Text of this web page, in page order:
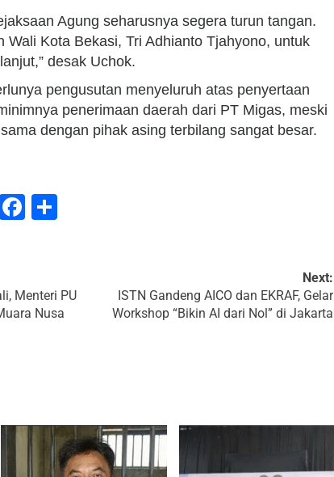
Agung seharusnya segera turun tangan.
Wali Kota Bekasi, Tri Adhianto Tjahyono, untuk
desak Uchok.
pengusutan menyeluruh atas penyertaan
penerimaan daerah dari PT Migas, meski
dengan pihak asing terbilang sangat besar.
GmailFacebook
Menteri PU
Nusa
Next:
ISTN Gandeng AICO dan EKRAF, Gelar
Workshop “Bikin AI dari Nol” di Jakarta